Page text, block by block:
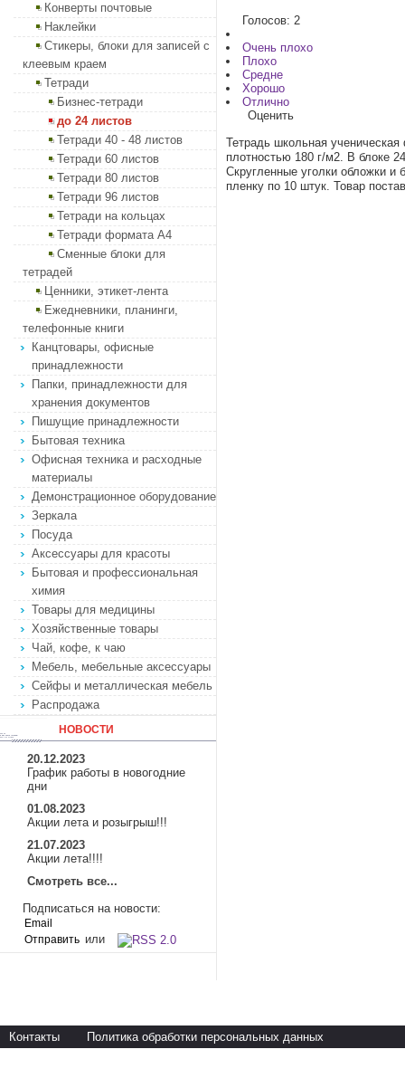
Конверты почтовые
Наклейки
Стикеры, блоки для записей с
клеевым краем
Тетради
Бизнес-тетради
до 24 листов
Тетради 40 - 48 листов
Тетради 60 листов
Тетради 80 листов
Тетради 96 листов
Тетради на кольцах
Тетради формата А4
Сменные блоки для
тетрадей
Ценники, этикет-лента
Ежедневники, планинги,
телефонные книги
Канцтовары, офисные
принадлежности
Папки, принадлежности для
хранения документов
Пишущие принадлежности
Бытовая техника
Офисная техника и расходные
материалы
Демонстрационное оборудование
Зеркала
Посуда
Аксессуары для красоты
Бытовая и профессиональная
химия
Товары для медицины
Хозяйственные товары
Чай, кофе, к чаю
Мебель, мебельные аксессуары
Сейфы и металлическая мебель
Распродажа
НОВОСТИ
20.12.2023
График работы в новогодние
дни
01.08.2023
Акции лета и розыгрыш!!!
21.07.2023
Акции лета!!!!
Смотреть все...
Подписаться на новости:
или
Голосов: 2
Очень плохо
Плохо
Средне
Хорошо
Отлично
Оценить
Тетрадь школьная
плотностью 180 г/м2. В блоке
Скругленные уголки обложки и
пленку по 10 штук. Товар
Контакты Политика обработки персональных данных